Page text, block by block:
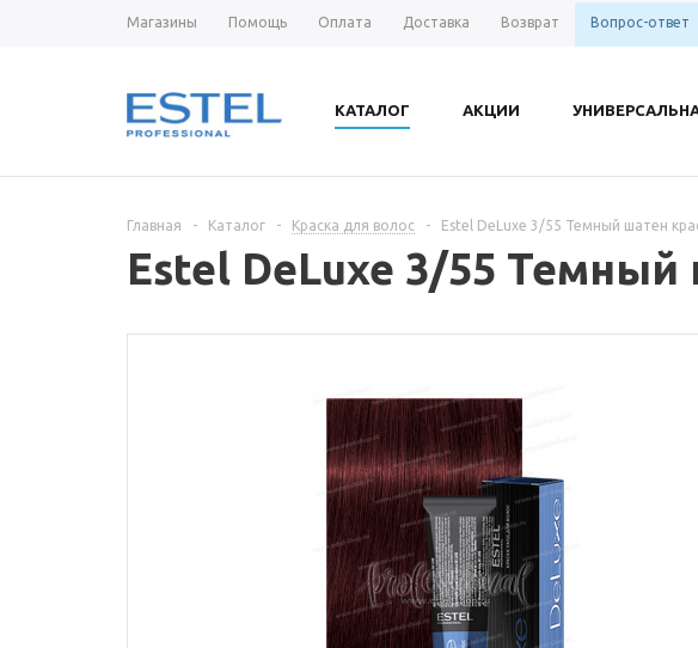
Магазины Помощь Оплата Доставка Возврат Вопрос-ответ
КАТАЛОГ АКЦИИ
Главная - Каталог - Краска для волос - Estel DeLuxe 3/55 Темный шатен
Estel DeLuxe 3/55